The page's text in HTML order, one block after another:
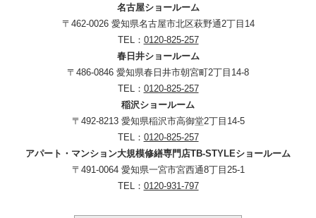
名古屋ショールーム
〒462-0026 愛知県名古屋市北区萩野通2丁目14
TEL： 0120-825-257
春日井ショールーム
〒486-0846 愛知県春日井市朝宮町2丁目14-8
TEL： 0120-825-257
稲沢ショールーム
〒492-8213 愛知県稲沢市高御堂2丁目14-5
TEL： 0120-825-257
アパート・マンション大規模修繕専門店TB-STYLEショールーム
〒491-0064 愛知県一宮市宮西通8丁目25-1
TEL： 0120-931-797